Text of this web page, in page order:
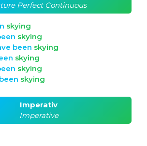
Perfect Continuous
skying
skying
been skying
skying
skying
been skying
Imperativ
Imperative